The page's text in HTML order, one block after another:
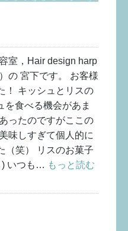
室，Hair design harp
の 宮下です。 お客様
！ キッシュとリスの
を食べる機会があま
ったのですがここの
味しすぎて個人的に
（笑） リスのお菓子
いつも… もっと読む